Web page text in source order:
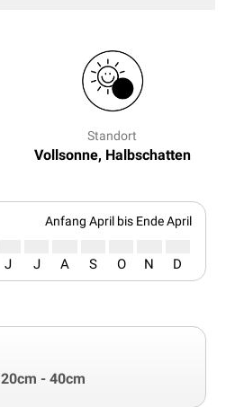
Standort
Vollsonne, Halbschatten
Anfang April bis Ende April
J J A S O N D
20cm - 40cm